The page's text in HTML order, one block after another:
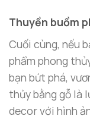
Thuyền buồm
Cuối cùng, nếu
phẩm phong
bạn bứt phá,
thủy bằng gỗ là
decor với hình